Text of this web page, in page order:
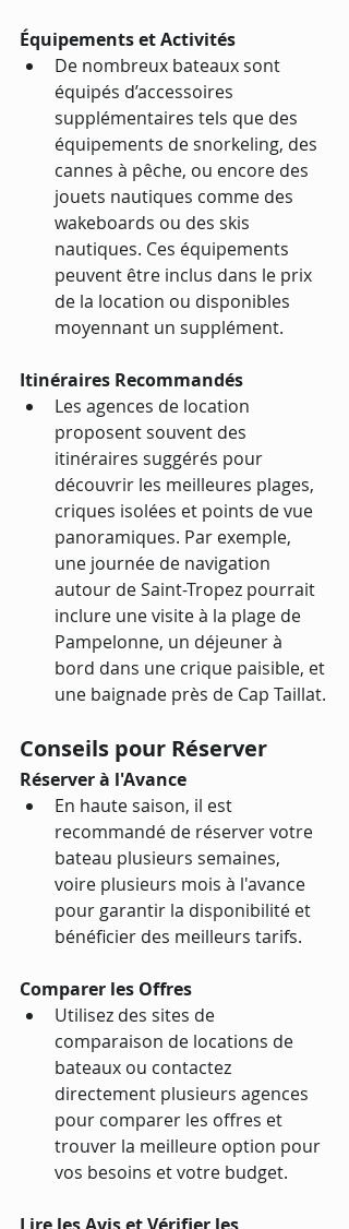
Équipements et Activités
De nombreux bateaux sont
équipés d’accessoires
supplémentaires tels que des
équipements de snorkeling, des
cannes à pêche, ou encore des
jouets nautiques comme des
wakeboards ou des skis
nautiques. Ces équipements
peuvent être inclus dans le prix
de la location ou disponibles
moyennant un supplément.
Itinéraires Recommandés
Les agences de location
proposent souvent des
itinéraires suggérés pour
découvrir les meilleures plages,
criques isolées et points de vue
panoramiques. Par exemple,
une journée de navigation
autour de Saint-Tropez pourrait
inclure une visite à la plage de
Pampelonne, un déjeuner à
bord dans une crique paisible, et
une baignade près de Cap Taillat.
Conseils pour Réserver
Réserver à l'Avance
En haute saison, il est
recommandé de réserver votre
bateau plusieurs semaines,
voire plusieurs mois à l'avance
pour garantir la disponibilité et
bénéficier des meilleurs tarifs.
Comparer les Offres
Utilisez des sites de
comparaison de locations de
bateaux ou contactez
directement plusieurs agences
pour comparer les offres et
trouver la meilleure option pour
vos besoins et votre budget.